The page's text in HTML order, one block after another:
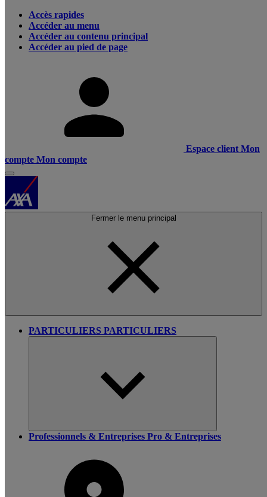
Accès rapides
Accéder au menu
Accéder au contenu principal
Accéder au pied de page
Espace client Mon
compte Mon compte
Fermer le menu principal
PARTICULIERS PARTICULIERS
Professionnels & Entreprises Pro & Entreprises